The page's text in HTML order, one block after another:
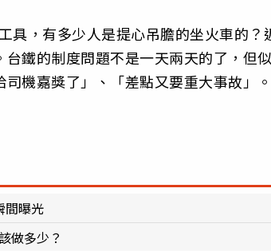
具，有多少人是提心吊膽的坐火車的？
鐵的制度問題不是一天兩天的了，但
機嘉獎了」、「差點又要重大事故」
間曝光
做多少？